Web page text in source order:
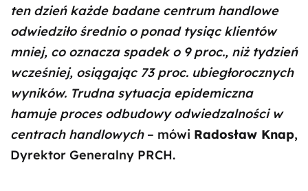
ten dzień każde badane centrum handlowe
odwiedziło średnio o ponad tysiąc klientów
mniej, co oznacza spadek o 9 proc., niż tydzień
wcześniej, osiągając 73 proc. ubiegłorocznych
wyników. Trudna sytuacja epidemiczna
hamuje proces odbudowy odwiedzalności w
centrach handlowych– mówi Radosław Knap,
Dyrektor Generalny PRCH.